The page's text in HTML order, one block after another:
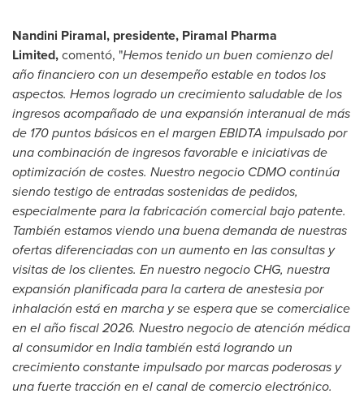
Nandini Piramal, presidente, Piramal Pharma
Limited,comentó, "Hemos tenido un buen comienzo del
año financiero con un desempeño estable en todos los
aspectos. Hemos logrado un crecimiento saludable de los
ingresos acompañado de una expansión interanual de más
de 170 puntos básicos en el margen EBIDTA impulsado por
una combinación de ingresos favorable e iniciativas de
optimización de costes. Nuestro negocio CDMO continúa
siendo testigo de entradas sostenidas de pedidos,
especialmente para la fabricación comercial bajo patente.
También estamos viendo una buena demanda de nuestras
ofertas diferenciadas con un aumento en las consultas y
visitas de los clientes. En nuestro negocio CHG, nuestra
expansión planificada para la cartera de anestesia por
inhalación está en marcha y se espera que se comercialice
en el año fiscal 2026. Nuestro negocio de atención médica
al consumidor en India también está logrando un
crecimiento constante impulsado por marcas poderosas y
una fuerte tracción en el canal de comercio electrónico.